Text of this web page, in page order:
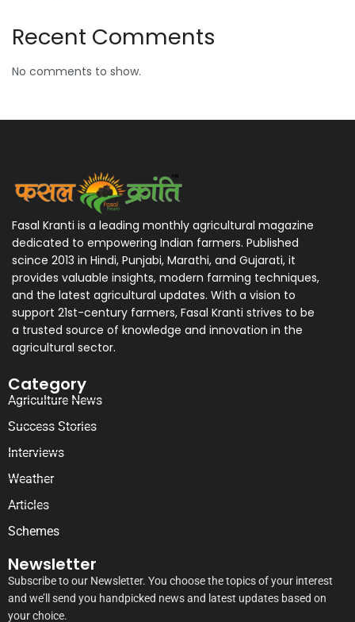
Recent Comments
No comments to show.
Fasal Kranti is a leading monthly agricultural magazine
dedicated to empowering Indian farmers. Published
scince 2013 in Hindi, Punjabi, Marathi, and Gujarati, it
provides valuable insights, modern farming techniques,
and the latest agricultural updates. With a vision to
support 21st-century farmers, Fasal Kranti strives to be
a trusted source of knowledge and innovation in the
agricultural sector.
Category
Agriculture News
Success Stories
Interviews
Weather
Articles
Schemes
Newsletter
Subscribe to our Newsletter. You choose the topics of your interest
and we’ll send you handpicked news and latest updates based on
your choice.